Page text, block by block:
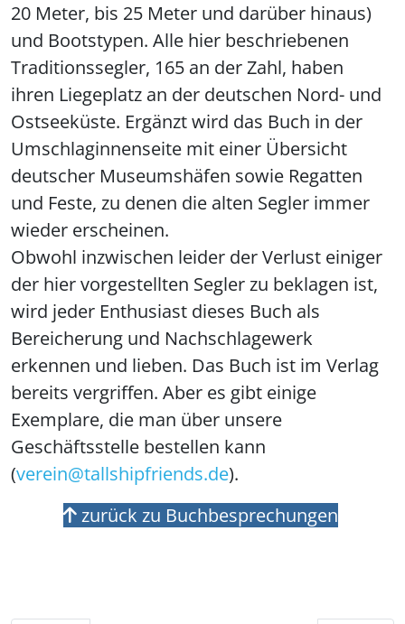
20 Meter, bis 25 Meter und darüber hinaus)
und Bootstypen. Alle hier beschriebenen
Traditionssegler, 165 an der Zahl, haben
ihren Liegeplatz an der deutschen Nord- und
Ostseeküste. Ergänzt wird das Buch in der
Umschlaginnenseite mit einer Übersicht
deutscher Museumshäfen sowie Regatten
und Feste, zu denen die alten Segler immer
wieder erscheinen.
Obwohl inzwischen leider der Verlust einiger
der hier vorgestellten Segler zu beklagen ist,
wird jeder Enthusiast dieses Buch als
Bereicherung und Nachschlagewerk
erkennen und lieben. Das Buch ist im Verlag
bereits vergriffen. Aber es gibt einige
Exemplare, die man über unsere
Geschäftsstelle bestellen kann
(verein@tallshipfriends.de).
zurück zu Buchbesprechungen